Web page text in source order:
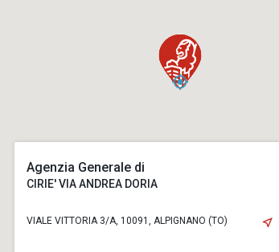
Agenzia Generale di
CIRIE' VIA ANDREA DORIA
VIALE VITTORIA 3/A, 10091, ALPIGNANO (TO)